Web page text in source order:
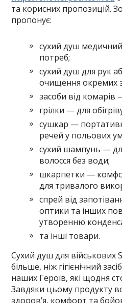
та корисних пропозицій.
пропонує:
сухий душ
потреб;
сухий душ для рук
очищення окремих
засоби від комарів
грілки — для
сушкар —
речей у польових
сухий шампунь —
волосся без води;
шкарпетки —
для тривалого
спрей від
оптики та інших
утворенню
та інші товари.
Сухий душ для військових
більше, ніж гігієнічний
наших Героїв, які щодня
Завдяки цьому продукту
здоров’я, комфорт та